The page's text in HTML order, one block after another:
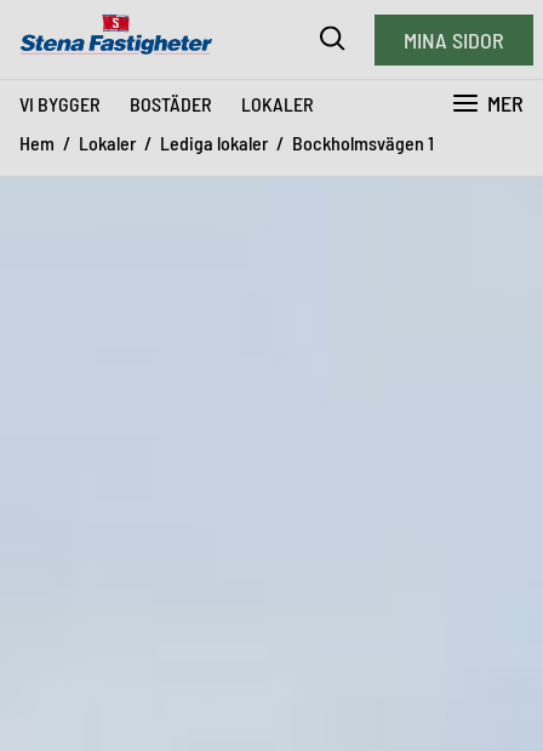
VI BYGGER BOSTÄDER LOKALER MER
MINA SIDOR
Hem Lokaler Lediga lokaler Bockholmsvägen 1